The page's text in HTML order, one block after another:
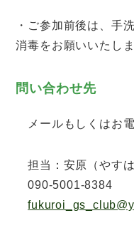
・ご参加前後は、手
消毒をお願いいたしま
問い合わせ先
メールもしくはお
担当：安原（やすは
090-5001-8384